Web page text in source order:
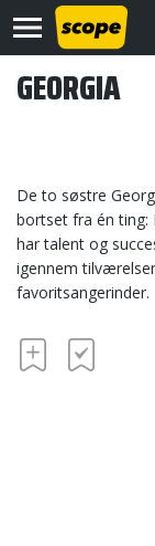
GEORGIA
De to søstre
bortset fra én ting:
har talent og
igennem
favoritsangerinder.